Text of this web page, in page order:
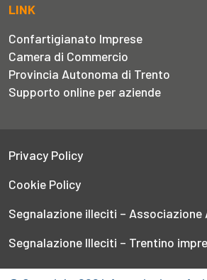
LINK
Confartigianato Imprese
Camera di Commercio
Provincia Autonoma di Trento
Supporto online per aziende
Privacy Policy
Cookie Policy
Segnalazione illeciti – Associazione
Segnalazione Illeciti – Trentino